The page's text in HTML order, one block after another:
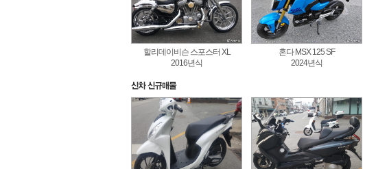
할리데이비슨 스포스터 XL
2016년식
혼다 MSX 125 SF
2024년식